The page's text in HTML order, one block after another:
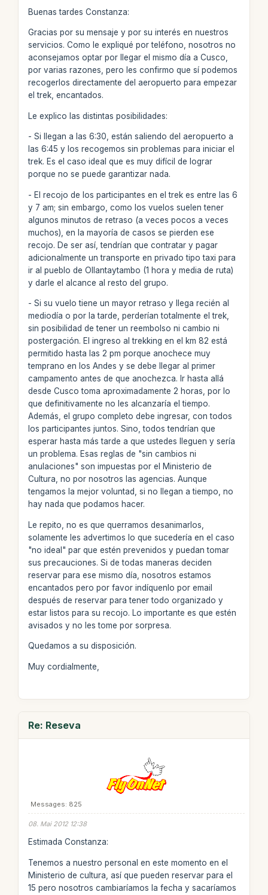
Buenas tardes Constanza:
Gracias por su mensaje y por su interés en nuestros
servicios. Como le expliqué por teléfono, nosotros no
aconsejamos optar por llegar el mismo día a Cusco,
por varias razones, pero les confirmo que sí podemos
recogerlos directamente del aeropuerto para empezar
el trek, encantados.
Le explico las distintas posibilidades:
- Si llegan a las 6:30, están saliendo del aeropuerto a
las 6:45 y los recogemos sin problemas para iniciar el
trek. Es el caso ideal que es muy difícil de lograr
porque no se puede garantizar nada.
- El recojo de los participantes en el trek es entre las 6
y 7 am; sin embargo, como los vuelos suelen tener
algunos minutos de retraso (a veces pocos a veces
muchos), en la mayoría de casos se pierden ese
recojo. De ser así, tendrían que contratar y pagar
adicionalmente un transporte en privado tipo taxi para
ir al pueblo de Ollantaytambo (1 hora y media de ruta)
y darle el alcance al resto del grupo.
- Si su vuelo tiene un mayor retraso y llega recién al
mediodía o por la tarde, perderían totalmente el trek,
sin posibilidad de tener un reembolso ni cambio ni
postergación. El ingreso al trekking en el km 82 está
permitido hasta las 2 pm porque anochece muy
temprano en los Andes y se debe llegar al primer
campamento antes de que anochezca. Ir hasta allá
desde Cusco toma aproximadamente 2 horas, por lo
que definitivamente no les alcanzaría el tiempo.
Además, el grupo completo debe ingresar, con todos
los participantes juntos. Sino, todos tendrían que
esperar hasta más tarde a que ustedes lleguen y sería
un problema. Esas reglas de "sin cambios ni
anulaciones" son impuestas por el Ministerio de
Cultura, no por nosotros las agencias. Aunque
tengamos la mejor voluntad, si no llegan a tiempo, no
hay nada que podamos hacer.
Le repito, no es que querramos desanimarlos,
solamente les advertimos lo que sucedería en el caso
"no ideal" par que estén prevenidos y puedan tomar
sus precauciones. Si de todas maneras deciden
reservar para ese mismo día, nosotros estamos
encantados pero por favor indíquenlo por email
después de reservar para tener todo organizado y
estar listos para su recojo. Lo importante es que estén
avisados y no les tome por sorpresa.
Quedamos a su disposición.
Muy cordialmente,
Re: Reseva
Messages: 825
08. Mai 2012 12:38
Estimada Constanza:
Tenemos a nuestro personal en este momento en el
Ministerio de cultura, así que pueden reservar para el
15 pero nosotros cambiaríamos la fecha y sacaríamos